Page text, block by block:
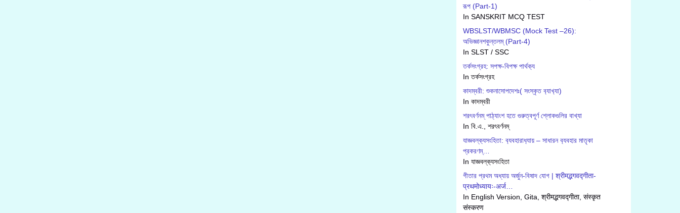
রূপ (Part-1)
In SANSKRIT MCQ TEST
WBSLST/WBMSC (Mock Test –26):
অভিজ্ঞানশকুন্তলম্ (Part-4)
In SLST / SSC
তর্কসংগ্রহ: সপক্ষ-বিপক্ষ পার্থক‍্য
In তর্কসংগ্রহ
কাদম্বরী: শুকনাসোপদেশঃ( সংস্কৃত ব‍্যাখ‍্যা)
In কাদম্বরী
শরৎবর্ণনম্ পাঠ্যাংশ হতে গুরুত্বপূর্ণ শ্লোকগুলির বাখ্যা
In বি.এ., শরৎবর্ণনম্
যাজ্ঞবল্ক‍্যসংহিতা: ব‍্যবহারাধ‍্যায় – সাধারন ব‍্যবহার মাতৃকা
প্রকরণম্…
In যাজ্ঞবল্ক‍্যসংহিতা
গীতার প্রথম অধ্যায় অর্জুন-বিষাদ যোগ | श्रीमद्भगवद्गीता-
प्रथमोध्यायः-अर्ज…
In English Version, Gita, श्रीमद्भगवद्गीता, संस्कृत
संस्करण